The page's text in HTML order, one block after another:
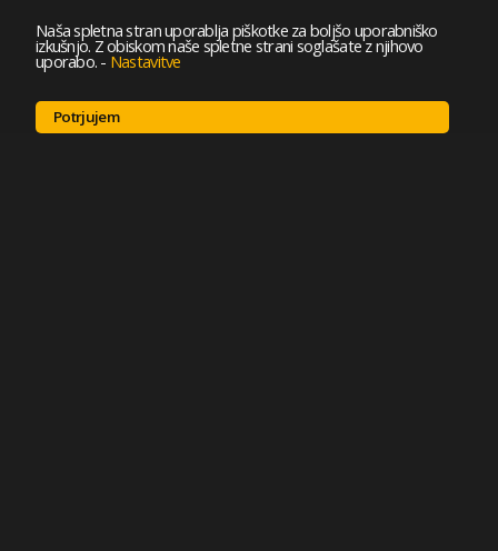
Naša spletna stran uporablja piškotke za boljšo uporabniško
izkušnjo. Z obiskom naše spletne strani soglašate z njihovo
uporabo. - Nastavitve
Potrjujem